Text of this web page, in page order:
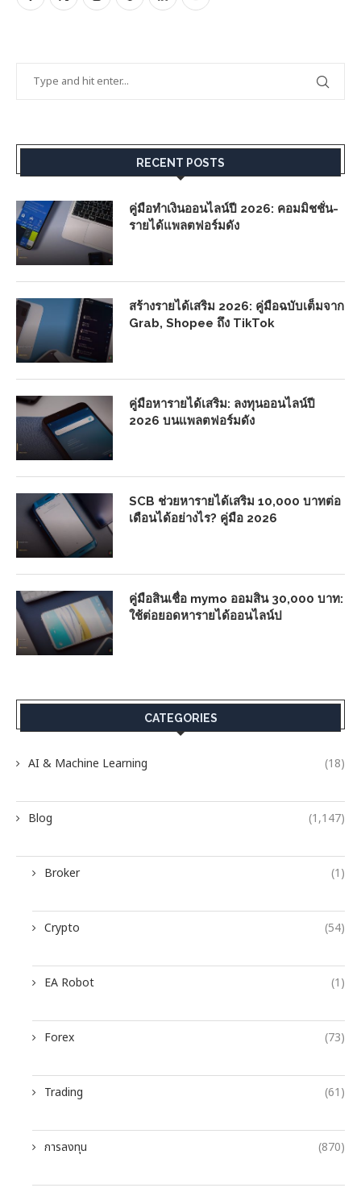
RECENT POSTS
คู่มือทำเงินออนไลน์ปี 2026: คอมมิชชั่น-
รายได้แพลตฟอร์มดัง
สร้างรายได้เสริม 2026: คู่มือฉบับเต็มจาก
Grab, Shopee ถึง TikTok
คู่มือหารายได้เสริม: ลงทุนออนไลน์ปี
2026 บนแพลตฟอร์มดัง
SCB ช่วยหารายได้เสริม 10,000 บาทต่อ
เดือนได้อย่างไร? คู่มือ 2026
คู่มือสินเชื่อ mymo ออมสิน 30,000 บาท:
ใช้ต่อยอดหารายได้ออนไลน์ป
CATEGORIES
AI & Machine Learning (18)
Blog (1,147)
Broker (1)
Crypto (54)
EA Robot (1)
Forex (73)
Trading (61)
การลงทุน (870)